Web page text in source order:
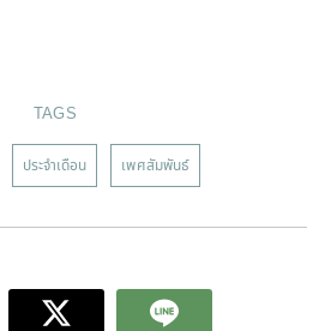
TAGS
ประจำเดือน เพศสัมพันธ์